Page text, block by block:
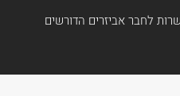
לחבר אביזרים הדורשים